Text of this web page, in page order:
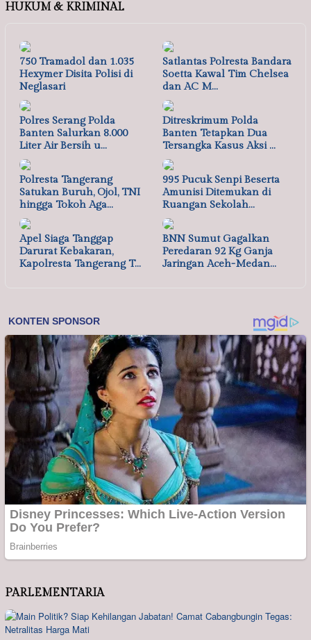
HUKUM & KRIMINAL
750 Tramadol dan 1.035
Hexymer Disita Polisi di
Neglasari
Satlantas Polresta Bandara
Soetta Kawal Tim Chelsea
dan AC M…
Polres Serang Polda
Banten Salurkan 8.000
Liter Air Bersih u…
Ditreskrimum Polda
Banten Tetapkan Dua
Tersangka Kasus Aksi …
Polresta Tangerang
Satukan Buruh, Ojol, TNI
hingga Tokoh Aga…
995 Pucuk Senpi Beserta
Amunisi Ditemukan di
Ruangan Sekolah…
Apel Siaga Tanggap
Darurat Kebakaran,
Kapolresta Tangerang T…
BNN Sumut Gagalkan
Peredaran 92 Kg Ganja
Jaringan Aceh-Medan…
PARLEMENTARIA